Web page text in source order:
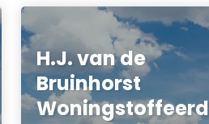
H.J. van de
Bruinhorst
Woningstoffeerd